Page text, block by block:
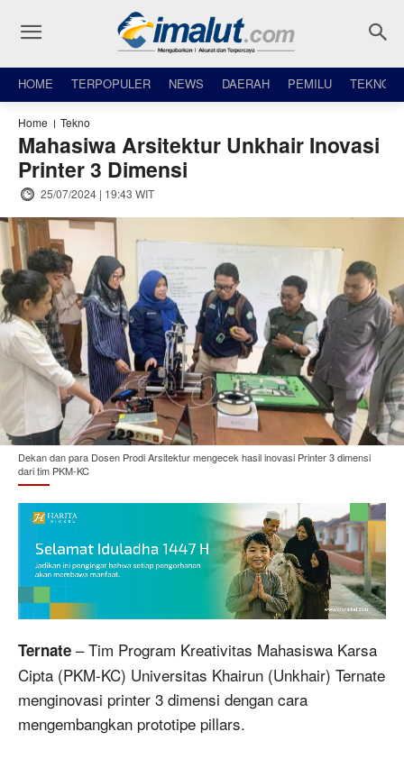
HOME TERPOPULER NEWS DAERAH PEMILU TEKNO
Home Tekno
Mahasiwa Arsitektur Unkhair Inovasi
Printer 3 Dimensi
25/07/2024 | 19:43 WIT
Dekan dan para Dosen Prodi Arsitektur mengecek hasil inovasi Printer 3 dimensi
dari tim PKM-KC
Ternate – Tim Program Kreativitas Mahasiswa Karsa
Cipta (PKM-KC) Universitas Khairun (Unkhair) Ternate
menginovasi printer 3 dimensi dengan cara
mengembangkan prototipe pillars.